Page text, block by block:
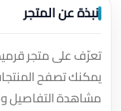
نبذة عن المتجر
تعرّف على متجر
يمكنك تصفح
مشاهدة التفاصيل